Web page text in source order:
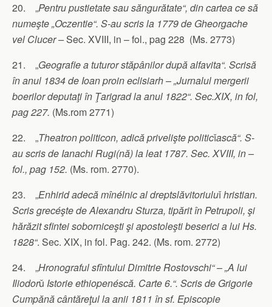
20. „Pentru pustietate sau săngurătate“, din cartea ce să
numeşte „Oczentie“. S-au scris la 1779 de Gheorgache
vel Clucer –Sec. XVIII, in – fol., pag 228 (Ms. 2773)
21. „Geografie a tuturor stăpânilor după alfavita“. Scrisă
în anul 1834 de Ioan proin eclisiarh – „Jurnalul mergerii
boerilor deputaţi în Ţarigrad la anul 1822“. Sec.XIX, in fol,
pag 227. (Ms.rom 2771)
22. „Theatron politicon, adică privelişte politicǐască“. S-
au scris de Ianachi Rugi(nă) la leat 1787. Sec. XVIII, in –
fol., pag 152. (Ms. rom. 2770).
23. „Enhirid adecă mînélnic al dreptslăvitoriuluǐhristian.
Scris grecéşte de Alexandru Sturza, tipărit în Petrupoli, şi
hărăzit sfintei soborniceşti şi apostoleşti beserici a lui Hs.
1828“. Sec. XIX, in fol. Pag. 242. (Ms. rom. 2772)
24. „Hronograful sfîntului Dimitrie Rostovschi“ – „A lui
Iliodorǔ Istorie ethiopenéscă. Carte 6.“. Scris de Grigorie
Cumpănă cântăreţul la anii 1811 în sf. Episcopie